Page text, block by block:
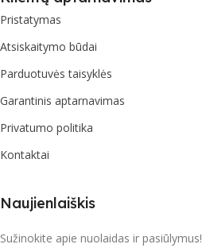
Pristatymas
Atsiskaitymo būdai
Parduotuvės taisyklės
Garantinis aptarnavimas
Privatumo politika
Kontaktai
Naujienlaiškis
Sužinokite apie nuolaidas ir pasiūlymus!